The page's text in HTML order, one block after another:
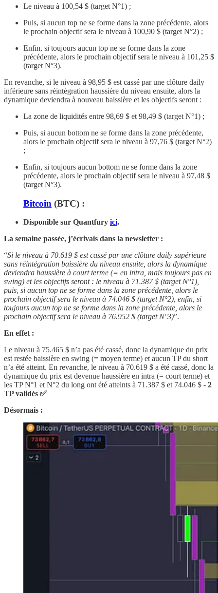
Le niveau à 100,54 $ (target N°1) ;
Puis, si aucun top ne se forme dans la zone précédente, alors
le prochain objectif sera le niveau à 100,90 $ (target N°2) ;
Enfin, si toujours aucun top ne se forme dans la zone
précédente, alors le prochain objectif sera le niveau à 101,25 $
(target N°3).
En revanche, si le niveau à 98,95 $ est cassé par une clôture daily
inférieure sans réintégration haussière du niveau ensuite, alors la
dynamique deviendra à nouveau baissière et les objectifs seront :
La zone de liquidités entre 98,69 $ et 98,49 $ (target N°1) ;
Puis, si aucun bottom ne se forme dans la zone précédente,
alors le prochain objectif sera le niveau à 97,76 $ (target N°2)
;
Enfin, si toujours aucun bottom ne se forme dans la zone
précédente, alors le prochain objectif sera le niveau à 97,48 $
(target N°3).
Bitcoin (BTC) :
Disponible sur Quantfury ici.
La semaine passée, j’écrivais dans la newsletter :
“Si le niveau à 70.619 $ est cassé par une clôture daily supérieure
sans réintégration baissière du niveau ensuite, alors la dynamique
deviendra haussière à court terme (= en intra, mais toujours pas en
swing) et les objectifs seront : le niveau à 71.387 $ (target N°1),
puis, si aucun top ne se forme dans la zone précédente, alors le
prochain objectif sera le niveau à 74.046 $ (target N°2), enfin, si
toujours aucun top ne se forme dans la zone précédente, alors le
prochain objectif sera le niveau à 76.952 $ (target N°3)”.
En effet :
Le niveau à 75.465 $ n’a pas été cassé, donc la dynamique du prix
est restée baissière en swing (= moyen terme) et aucun TP du short
n’a été atteint. En revanche, le niveau à 70.619 $ a été cassé, donc la
dynamique du prix est devenue haussière en intra (= court terme) et
les TP N°1 et N°2 du long ont été atteints à 71.387 $ et 74.046 $ - 2
TP validés ✅
Désormais :